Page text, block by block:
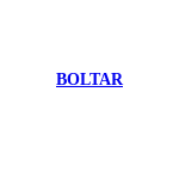
BOLTAR